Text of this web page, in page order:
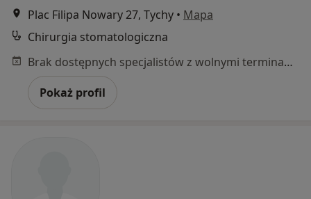
Plac Filipa Nowary 27, Tychy • Mapa
Chirurgia stomatologiczna
Brak dostępnych specjalistów z wolnymi terminami w tym centrum medycznym.
Pokaż profil